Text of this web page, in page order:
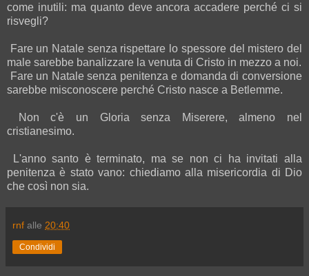
come inutili: ma quanto deve ancora accadere perché ci si
risvegli?
Fare un Natale senza rispettare lo spessore del mistero del
male sarebbe banalizzare la venuta di Cristo in mezzo a noi.
Fare un Natale senza penitenza e domanda di conversione
sarebbe misconoscere perché Cristo nasce a Betlemme.
Non c'è un Gloria senza Miserere, almeno nel
cristianesimo.
L'anno santo è terminato, ma se non ci ha invitati alla
penitenza è stato vano: chiediamo alla misericordia di Dio
che così non sia.
rnf alle 20:40
Condividi